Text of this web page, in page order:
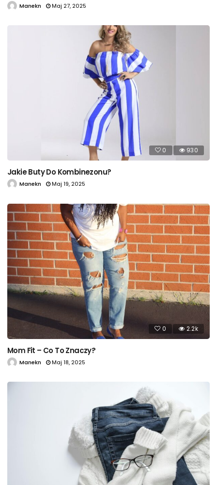
Manekn Maj 27, 2025
0 930
Jakie Buty Do Kombinezonu?
Manekn Maj 19, 2025
0 2.2k
Mom Fit – Co To Znaczy?
Manekn Maj 18, 2025